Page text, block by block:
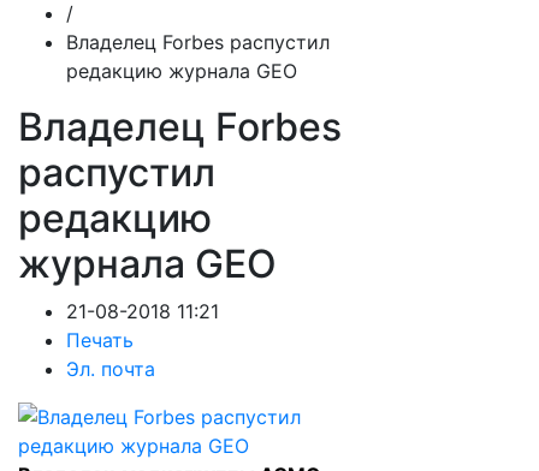
/
Владелец Forbes распустил
редакцию журнала GEO
Владелец Forbes
распустил
редакцию
журнала GEO
21-08-2018 11:21
Печать
Эл. почта